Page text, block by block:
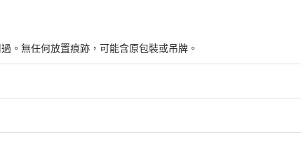
。無任何放置痕跡，可能含原包裝或吊牌。